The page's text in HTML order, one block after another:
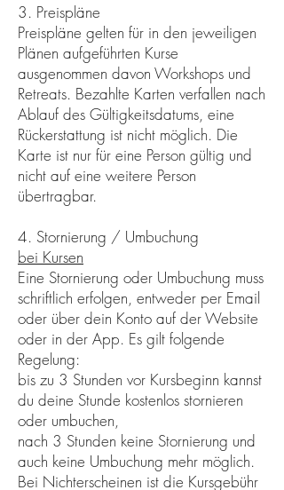
3. Preispläne
Preispläne gelten für in den jeweiligen
Plänen aufgeführten Kurse
ausgenommen davon Workshops und
Retreats. Bezahlte Karten verfallen nach
Ablauf des Gültigkeitsdatums, eine
Rückerstattung ist nicht möglich. Die
Karte ist nur für eine Person gültig und
nicht auf eine weitere Person
übertragbar.
4. Stornierung / Umbuchung
bei Kursen
Eine Stornierung oder Umbuchung muss
schriftlich erfolgen, entweder per Email
oder über dein Konto auf der Website
oder in der App. Es gilt folgende
Regelung:
bis zu 3 Stunden vor Kursbeginn kannst
du deine Stunde kostenlos stornieren
oder umbuchen,
nach 3 Stunden keine Stornierung und
auch keine Umbuchung mehr möglich.
Bei Nichterscheinen ist die Kursgebühr